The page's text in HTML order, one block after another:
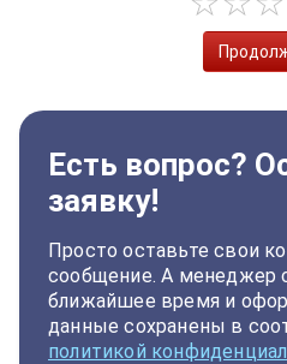
Есть вопрос?
заявку!
Просто оставьте свои
сообщение. А менеджер
ближайшее время и
данные сохранены в
политикой